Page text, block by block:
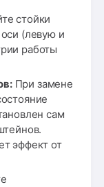
стойки
(левую и
работы
При замене
сам
эффект от